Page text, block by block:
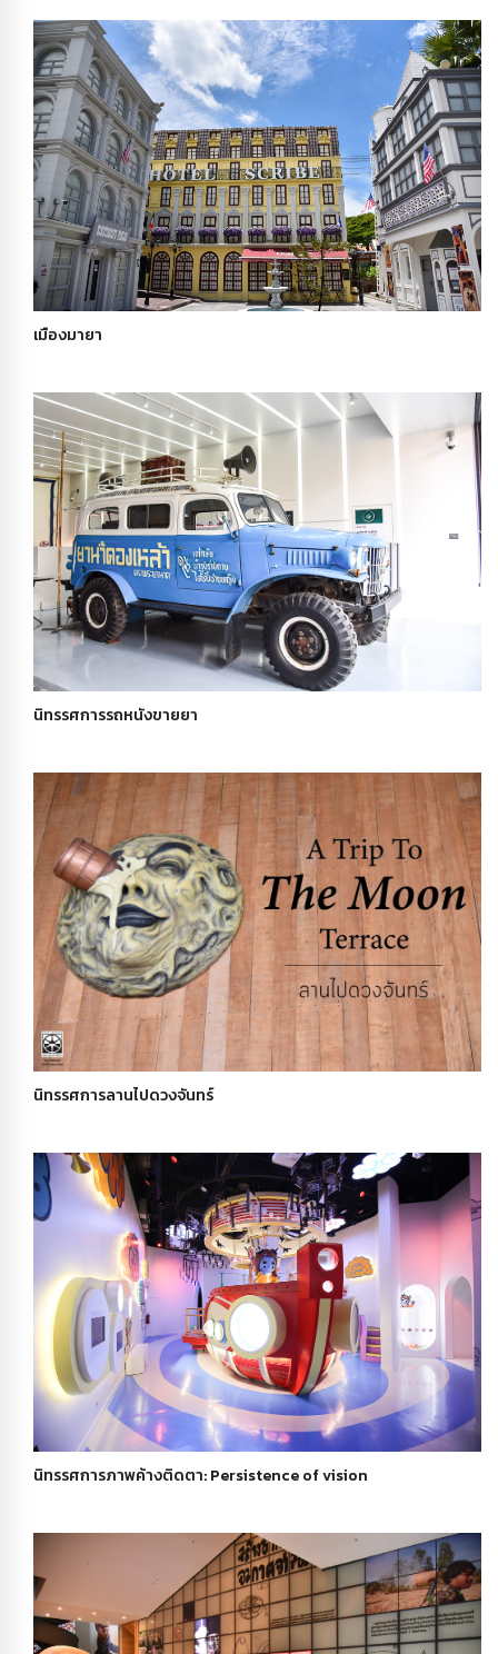
เมืองมายา
นิทรรศการรถหนังขายยา
นิทรรศการลานไปดวงจันทร์
นิทรรศการภาพค้างติดตา: Persistence of vision